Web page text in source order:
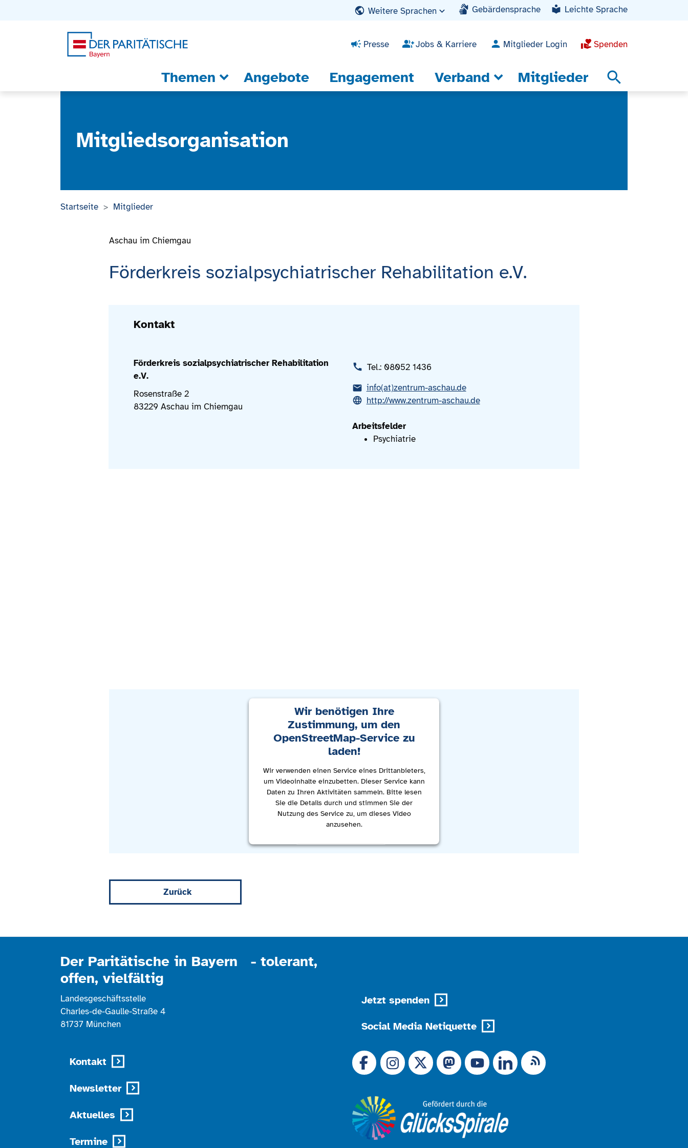
Weitere Sprachen Gebärdensprache Leichte Sprache
Presse Jobs & Karriere Mitglieder Login Spenden
Themen Angebote Engagement Verband Mitglieder search
Mitgliedsorganisation
Startseite Mitglieder
Förderkreis sozialpsychiatrischer Rehabilitation e.V.
Aschau im Chiemgau
Kontakt
Förderkreis sozialpsychiatrischer Rehabilitation
e.V.
Rosenstraße 2
83229 Aschau im Chiemgau
Tel.: 08052 1436
info(at)zentrum-aschau.de
http://www.zentrum-aschau.de
Arbeitsfelder
Psychiatrie
Wir benötigen Ihre
Zustimmung, um den
OpenStreetMap-Service zu
laden!
Wir verwenden einen Service eines Drittanbieters,
um Videoinhalte einzubetten. Dieser Service kann
Daten zu Ihren Aktivitäten sammeln. Bitte lesen
Sie die Details durch und stimmen Sie der
Nutzung des Service zu, um dieses Video
anzusehen.
Zurück
Der Paritätische in Bayern - tolerant,
offen, vielfältig
Landesgeschäftsstelle
Charles-de-Gaulle-Straße 4
81737 München
Kontakt
Newsletter
Aktuelles
Termine
Jetzt spenden
Social Media Netiquette
Link zu X (Ex-Twitter)
RSS-Feed